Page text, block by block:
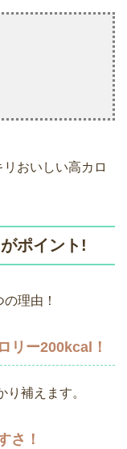
おいしい高カロ
ポイント!
理由！
リー200kcal！
補えます。
さ！